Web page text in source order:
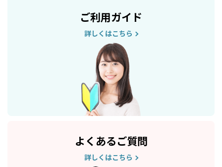
ご利用ガイド
詳しくはこちら
よくあるご質問
詳しくはこちら